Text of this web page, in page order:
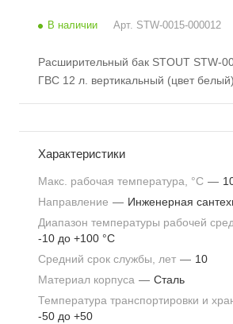
В наличии Арт. STW-0015-000012
Расширительный бак STOUT STW-
ГВС 12 л. вертикальный (цвет белый)
Характеристики
Макс. рабочая температура, °С —
Направление — Инженерная
Диапазон температуры рабочей
-10 до +100 °С
Средний срок службы, лет — 10
Материал корпуса — Сталь
Температура транспортировки и
-50 до +50